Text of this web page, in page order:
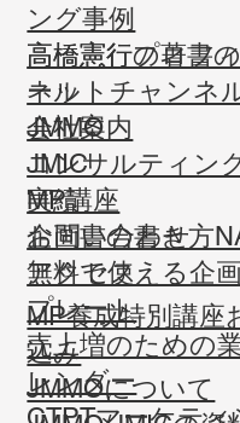
ング事例
高橋憲行プロフ
ール
会社案内
コンサルティン
実績
お問い合わせ
​アクセス
高橋憲行の著書
ネットチャンネ
JMMO
JMIC
MP講座
企画書の書き方
無料で使える企
プレート
売上増のための
レンダー
MP養成特別講座
込み
JMMOについて